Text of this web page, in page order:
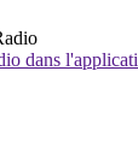
dans